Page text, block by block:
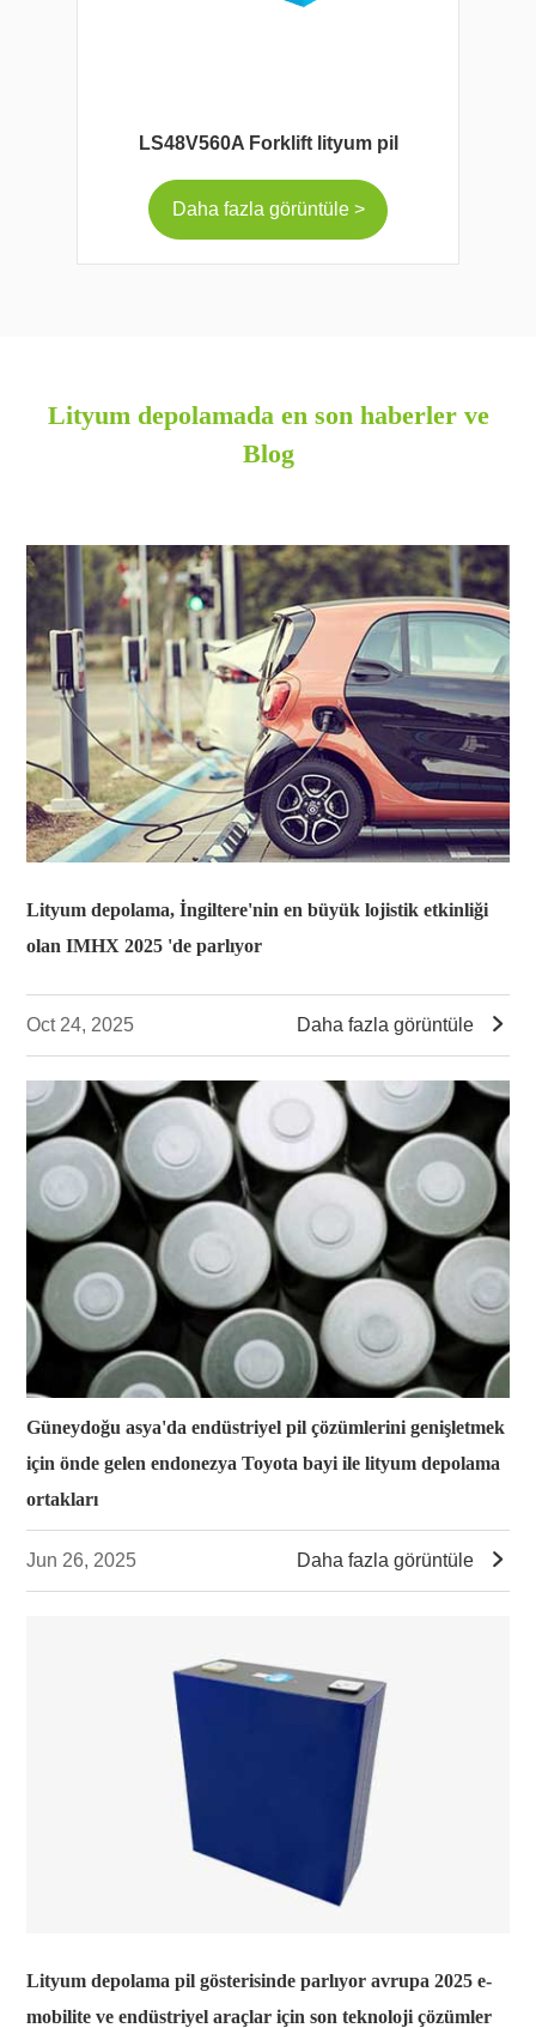
LS48V560A Forklift lityum pil
Daha fazla görüntüle >
Lityum depolamada en son haberler ve
Blog
Lityum depolama, İngiltere'nin en büyük lojistik etkinliği
olan IMHX 2025 'de parlıyor
Oct 24, 2025 Daha fazla görüntüle 
Güneydoğu asya'da endüstriyel pil çözümlerini genişletmek
için önde gelen endonezya Toyota bayi ile lityum depolama
ortakları
Jun 26, 2025 Daha fazla görüntüle 
Lityum depolama pil gösterisinde parlıyor avrupa 2025 e-
mobilite ve endüstriyel araçlar için son teknoloji çözümler